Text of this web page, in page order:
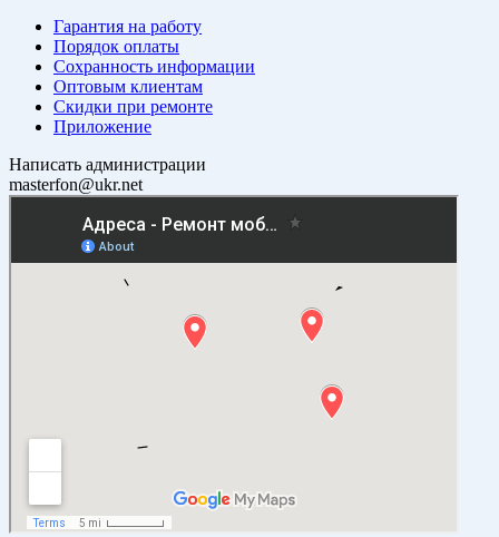
Гарантия на работу
Порядок оплаты
Сохранность информации
Оптовым клиентам
Скидки при ремонте
Приложение
Написать администрации
masterfon@ukr.net